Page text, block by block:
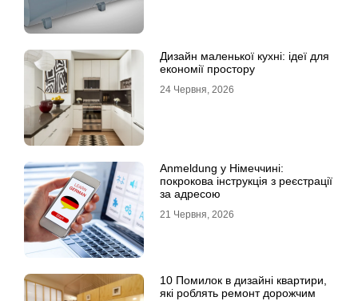
Дизайн маленької кухні: ідеї для
економії простору
24 Червня, 2026
Anmeldung у Німеччині:
покрокова інструкція з реєстрації
за адресою
21 Червня, 2026
10 Помилок в дизайні квартири,
які роблять ремонт дорожчим